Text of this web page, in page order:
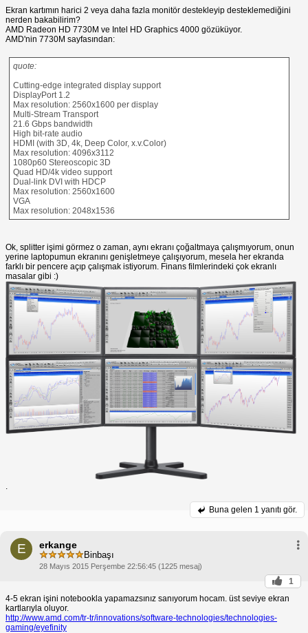
Ekran kartımın harici 2 veya daha fazla monitör destekleyip desteklemediğini
nerden bakabilirim?
AMD Radeon HD 7730M ve Intel HD Graphics 4000 gözüküyor.
AMD'nin 7730M sayfasından:
quote:
Cutting-edge integrated display support
DisplayPort 1.2
Max resolution: 2560x1600 per display
Multi-Stream Transport
21.6 Gbps bandwidth
High bit-rate audio
HDMI (with 3D, 4k, Deep Color, x.v.Color)
Max resolution: 4096x3112
1080p60 Stereoscopic 3D
Quad HD/4k video support
Dual-link DVI with HDCP
Max resolution: 2560x1600
VGA
Max resolution: 2048x1536
Ok, splitter işimi görmez o zaman, aynı ekranı çoğaltmaya çalışmıyorum, onun
yerine laptopumun ekranını genişletmeye çalışıyorum, mesela her ekranda
farklı bir pencere açıp çalışmak istiyorum. Finans filmlerindeki çok ekranlı
masalar gibi :)
.
Buna gelen 1 yanıtı gör.
E erkange
Binbaşı
28 Mayıs 2015 Perşembe 22:56:45 (1225 mesaj)
1
4-5 ekran işini notebookla yapamazsınız sanıyorum hocam. üst seviye ekran
kartlarıyla oluyor.
http://www.amd.com/tr-tr/innovations/software-technologies/technologies-
gaming/eyefinity